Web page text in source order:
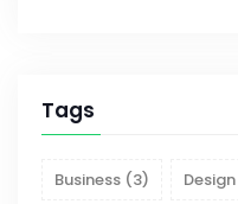
Tags
Business (3) Design